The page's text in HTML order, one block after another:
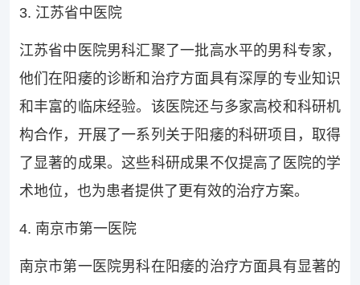
3. 江苏省中医院
江苏省中医院男科汇聚了一批高水平的男科专家，
他们在阳痿的诊断和治疗方面具有深厚的专业知识
和丰富的临床经验。该医院还与多家高校和科研机
构合作，开展了一系列关于阳痿的科研项目，取得
了显著的成果。这些科研成果不仅提高了医院的学
术地位，也为患者提供了更有效的治疗方案。
4. 南京市第一医院
南京市第一医院男科在阳痿的治疗方面具有显著的